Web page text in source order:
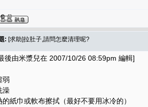
: [求助]拉肚子,請問怎麼清理呢?
後由米漿兒在 2007/10/26 08:59pm 編輯]
弱
澡
紙巾或軟布擦拭（最好不要用冰冷的）